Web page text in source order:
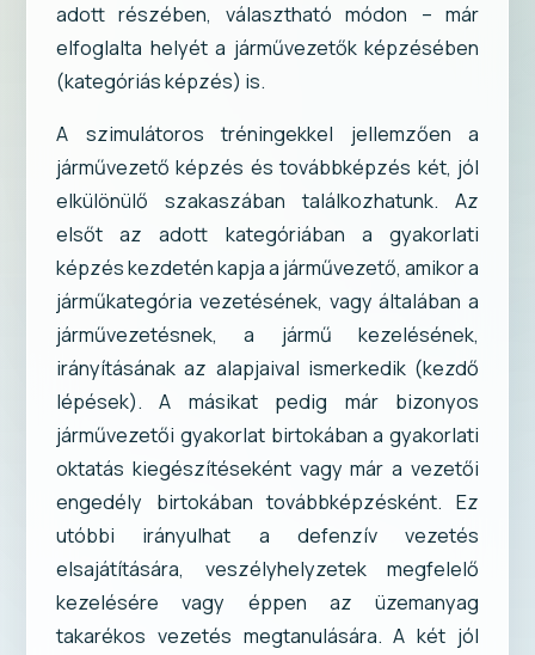
adott részében, választható módon – már
elfoglalta helyét a járművezetők képzésében
(kategóriás képzés) is.
A szimulátoros tréningekkel jellemzően a
járművezető képzés és továbbképzés két, jól
elkülönülő szakaszában találkozhatunk. Az
elsőt az adott kategóriában a gyakorlati
képzés kezdetén kapja a járművezető, amikor a
járműkategória vezetésének, vagy általában a
járművezetésnek, a jármű kezelésének,
irányításának az alapjaival ismerkedik (kezdő
lépések). A másikat pedig már bizonyos
járművezetői gyakorlat birtokában a gyakorlati
oktatás kiegészítéseként vagy már a vezetői
engedély birtokában továbbképzésként. Ez
utóbbi irányulhat a defenzív vezetés
elsajátítására, veszélyhelyzetek megfelelő
kezelésére vagy éppen az üzemanyag
takarékos vezetés megtanulására. A két jól